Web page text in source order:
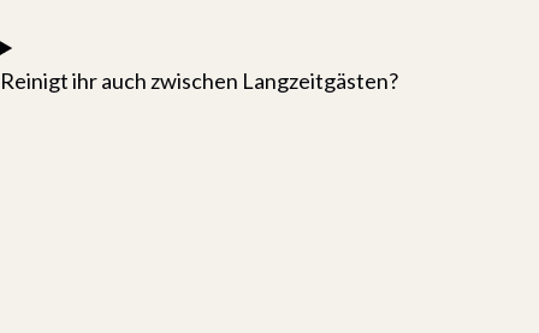
Reinigt ihr auch zwischen Langzeitgästen?